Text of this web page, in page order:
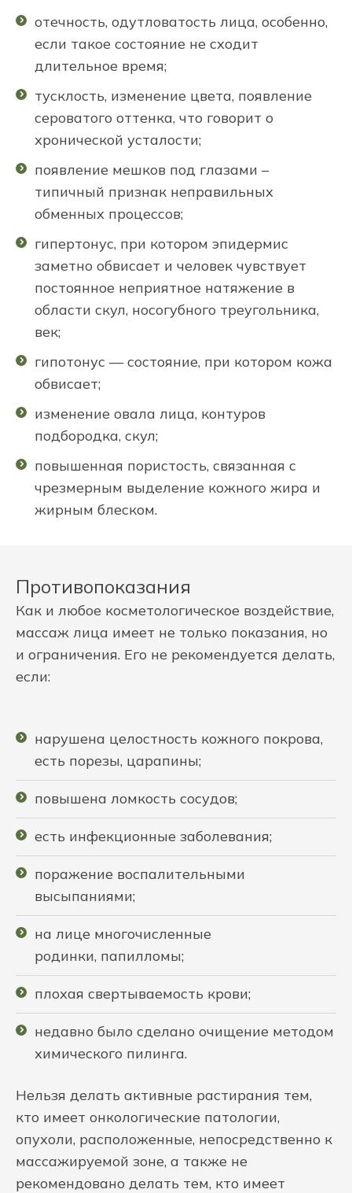
отечность, одутловатость лица, особенно,
если такое состояние не сходит
длительное время;
тусклость, изменение цвета, появление
сероватого оттенка, что говорит о
хронической усталости;
появление мешков под глазами –
типичный признак неправильных
обменных процессов;
гипертонус, при котором эпидермис
заметно обвисает и человек чувствует
постоянное неприятное натяжение в
области скул, носогубного треугольника,
век;
гипотонус — состояние, при котором кожа
обвисает;
изменение овала лица, контуров
подбородка, скул;
повышенная пористость, связанная с
чрезмерным выделение кожного жира и
жирным блеском.
Противопоказания
Как и любое косметологическое воздействие,
массаж лица имеет не только показания, но
и ограничения. Его не рекомендуется делать,
если:
нарушена целостность кожного покрова,
есть порезы, царапины;
повышена ломкость сосудов;
есть инфекционные заболевания;
поражение воспалительными
высыпаниями;
на лице многочисленные
родинки, папилломы;
плохая свертываемость крови;
недавно было сделано очищение методом
химического пилинга.
Нельзя делать активные растирания тем,
кто имеет онкологические патологии,
опухоли, расположенные, непосредственно к
массажируемой зоне, а также не
рекомендовано делать тем, кто имеет